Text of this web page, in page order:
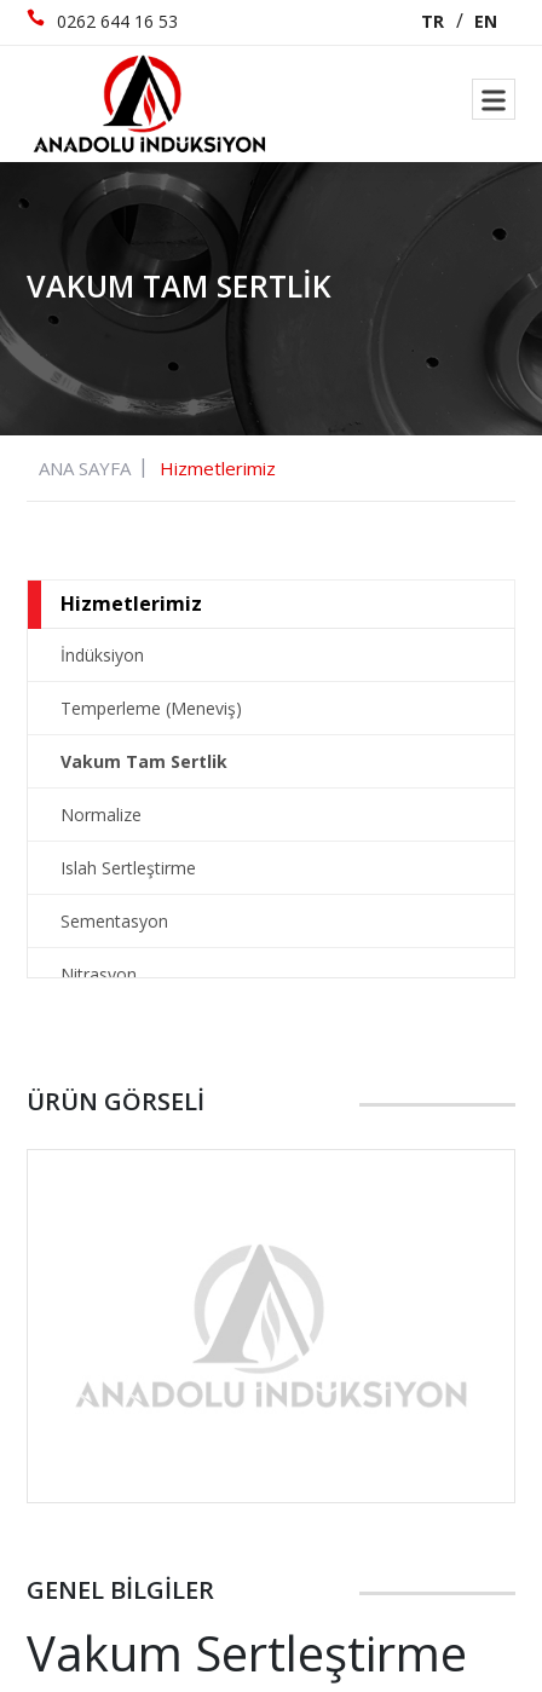
0262 644 16 53 TR EN
VAKUM TAM SERTLIK
ANA SAYFA Hizmetlerimiz
Hizmetlerimiz
İndüksiyon
Temperleme (Meneviş)
Vakum Tam Sertlik
Normalize
Islah Sertleştirme
Sementasyon
Nitrasyon
ÜRÜN GÖRSELİ
GENEL BİLGİLER
Vakum Sertleştirme